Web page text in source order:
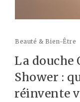
Beauté & Bien-Être
La
Shower :
réinvente